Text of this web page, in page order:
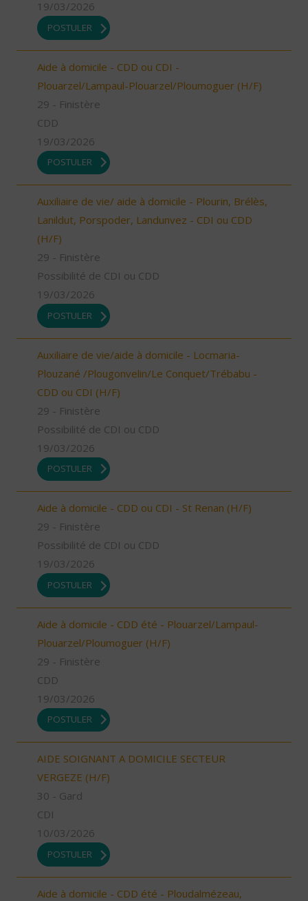
19/03/2026
POSTULER
Aide à domicile - CDD ou CDI -
Plouarzel/Lampaul-Plouarzel/Ploumoguer (H/F)
29 - Finistère
CDD
19/03/2026
POSTULER
Auxiliaire de vie/ aide à domicile - Plourin, Brélès,
Lanildut, Porspoder, Landunvez - CDI ou CDD
(H/F)
29 - Finistère
Possibilité de CDI ou CDD
19/03/2026
POSTULER
Auxiliaire de vie/aide à domicile - Locmaria-
Plouzané /Plougonvelin/Le Conquet/Trébabu -
CDD ou CDI (H/F)
29 - Finistère
Possibilité de CDI ou CDD
19/03/2026
POSTULER
Aide à domicile - CDD ou CDI - St Renan (H/F)
29 - Finistère
Possibilité de CDI ou CDD
19/03/2026
POSTULER
Aide à domicile - CDD été - Plouarzel/Lampaul-
Plouarzel/Ploumoguer (H/F)
29 - Finistère
CDD
19/03/2026
POSTULER
AIDE SOIGNANT A DOMICILE SECTEUR
VERGEZE (H/F)
30 - Gard
CDI
10/03/2026
POSTULER
Aide à domicile - CDD été - Ploudalmézeau,